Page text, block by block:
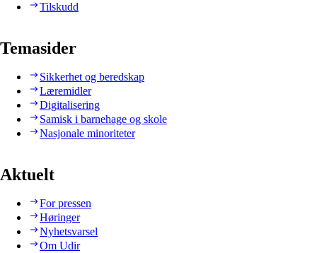
Tilskudd
Temasider
Sikkerhet og beredskap
Læremidler
Digitalisering
Samisk i barnehage og skole
Nasjonale minoriteter
Aktuelt
For pressen
Høringer
Nyhetsvarsel
Om Udir